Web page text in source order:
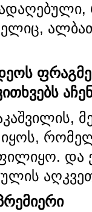
და